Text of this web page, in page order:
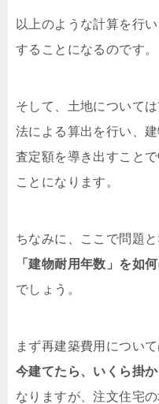
以上のような計算を行
することになるのです。
そして、土地について
法による算出を行い、
査定額を導き出すこと
ことになります。
ちなみに、ここで問題
「建物耐用年数」を如
でしょう。
まず再建築費用について
今建てたら、いくら掛
なりますが、注文住宅